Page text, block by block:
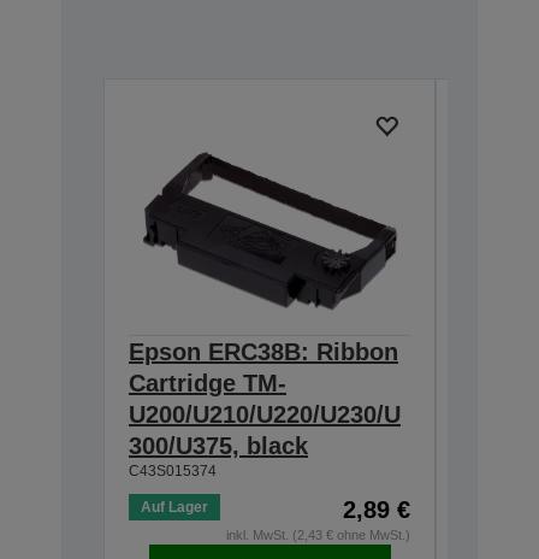
Epson ERC38B: Ribbon
Cartridge TM-
U200/U210/U220/U230/U
300/U375, black
C43S015374
Auf Lager 2,89 €
inkl. MwSt. (2,43 € ohne MwSt.)